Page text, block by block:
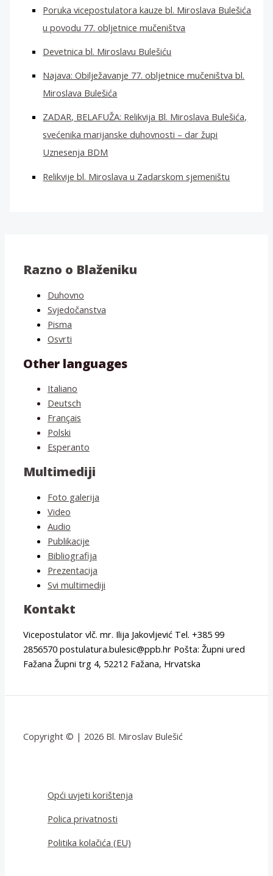
Poruka vicepostulatora kauze bl. Miroslava Bulešića
u povodu 77. obljetnice mučeništva
Devetnica bl. Miroslavu Bulešiću
Najava: Obilježavanje 77. obljetnice mučeništva bl.
Miroslava Bulešića
ZADAR, BELAFUŽA: Relikvija Bl. Miroslava Bulešića,
svećenika marijanske duhovnosti – dar župi
Uznesenja BDM
Relikvije bl. Miroslava u Zadarskom sjemeništu
Razno o Blaženiku
Duhovno
Svjedočanstva
Pisma
Osvrti
Other languages
Italiano
Deutsch
Français
Polski
Esperanto
Multimediji
Foto galerija
Video
Audio
Publikacije
Bibliografija
Prezentacija
Svi multimediji
Kontakt
Vicepostulator vlč. mr. Ilija Jakovljević Tel. +385 99
2856570 postulatura.bulesic@ppb.hr Pošta: Župni ured
Fažana Župni trg 4, 52212 Fažana, Hrvatska
Copyright © | 2026 Bl. Miroslav Bulešić
Opći uvjeti korištenja
Polica privatnosti
Politika kolačića (EU)